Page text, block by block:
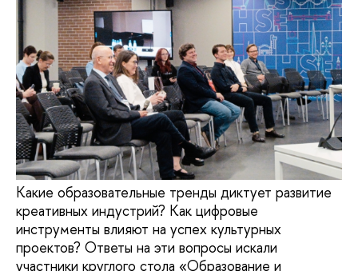
Какие образовательные тренды диктует развитие
креативных индустрий? Как цифровые
инструменты влияют на успех культурных
проектов? Ответы на эти вопросы искали
участники круглого стола «Образование и